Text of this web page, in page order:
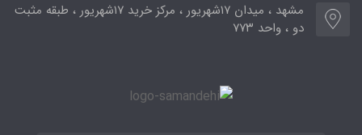
مشهد ، میدان ۱۷شهریور ، مرکز خرید ۱۷شهریور ، طبقه مثبت
دو ، واحد ۷۷۳